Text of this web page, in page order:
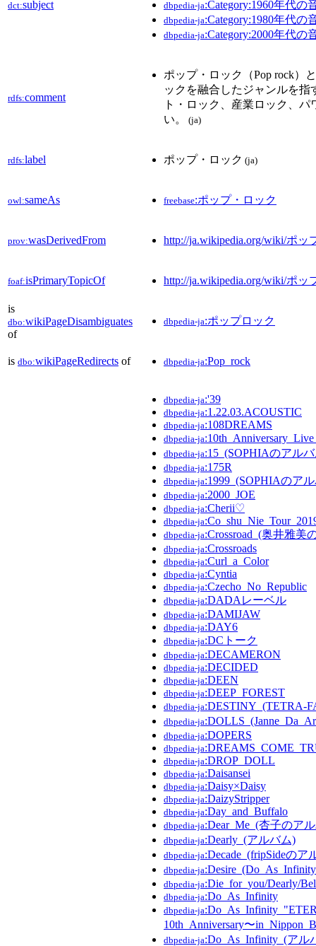
dct:subject dbpedia-ja:Category:1960年代の
dbpedia-ja:Category:1980年代の
dbpedia-ja:Category:2000年代の
rdfs:comment
ポップ・ロック（Pop rock）
ックを融合したジャンルを
ト・ロック、産業ロック、
い。
(ja)
rdfs:label ポップ・ロック (ja)
owl:sameAs freebase:ポップ・ロック
prov:wasDerivedFrom http://ja.wikipedia.org/wiki/ポッ
foaf:isPrimaryTopicOf http://ja.wikipedia.org/wiki/ポッ
is
dbo:wikiPageDisambiguates
of
dbpedia-ja:ポップロック
is dbo:wikiPageRedirects of dbpedia-ja:Pop_rock
dbpedia-ja:'39
dbpedia-ja:1.22.03.ACOUSTIC
dbpedia-ja:108DREAMS
dbpedia-ja
dbpedia-ja:15_(SOPHIAのアル
dbpedia-ja:175R
dbpedia-ja:1999_(SOPHIAのア
dbpedia-ja:2000_JOE
dbpedia-ja:Cherii♡
dbpedia-ja
dbpedia-ja:Crossroad_(奥井雅美
dbpedia-ja:Crossroads
dbpedia-ja:Curl_a_Color
dbpedia-ja:Cyntia
dbpedia-ja:Czecho_No_Republic
dbpedia-ja:DADAレーベル
dbpedia-ja:DAMIJAW
dbpedia-ja:DAY6
dbpedia-ja:DCトーク
dbpedia-ja:DECAMERON
dbpedia-ja:DECIDED
dbpedia-ja:DEEN
dbpedia-ja:DEEP_FOREST
dbpedia-ja:DESTINY_(TETRA-
dbpedia-ja
dbpedia-ja:DOPERS
dbpedia-ja
dbpedia-ja:DROP_DOLL
dbpedia-ja:Daisansei
dbpedia-ja:Daisy×Daisy
dbpedia-ja:DaizyStripper
dbpedia-ja:Day_and_Buffalo
dbpedia-ja:Dear_Me_(杏子のア
dbpedia-ja:Dearly_(アルバム)
dbpedia-ja:Decade_(fripSideのア
dbpedia-ja
dbpedia-ja:Die_for_you/Dearly/
dbpedia-ja:Do_As_Infinity
dbpedia-ja
10th_Anniversary〜
dbpedia-ja:Do_As_Infinity_(アル